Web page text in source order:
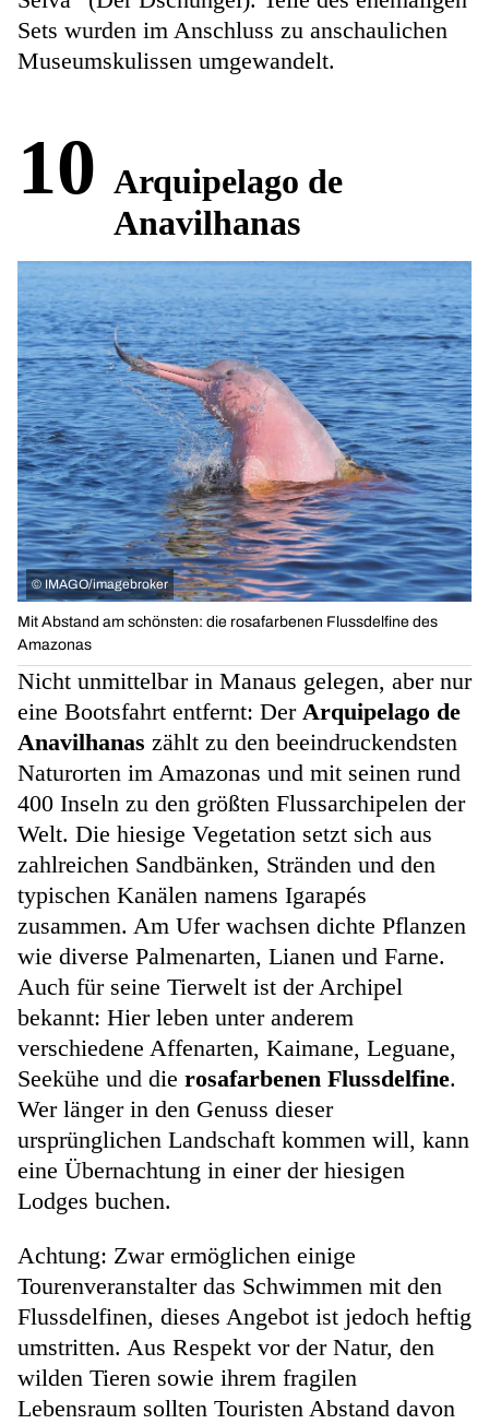
Sets wurden im Anschluss zu anschaulichen
Museumskulissen umgewandelt.
10 Arquipelago de
Anavilhanas
© IMAGO/imagebroker
Mit Abstand am schönsten: die rosafarbenen Flussdelfine des
Amazonas
Nicht unmittelbar in Manaus gelegen, aber nur
eine Bootsfahrt entfernt: Der Arquipelago de
Anavilhanas zählt zu den beeindruckendsten
Naturorten im Amazonas und mit seinen rund
400 Inseln zu den größten Flussarchipelen der
Welt. Die hiesige Vegetation setzt sich aus
zahlreichen Sandbänken, Stränden und den
typischen Kanälen namens Igarapés
zusammen. Am Ufer wachsen dichte Pflanzen
wie diverse Palmenarten, Lianen und Farne.
Auch für seine Tierwelt ist der Archipel
bekannt: Hier leben unter anderem
verschiedene Affenarten, Kaimane, Leguane,
Seekühe und die rosafarbenen Flussdelfine.
Wer länger in den Genuss dieser
ursprünglichen Landschaft kommen will, kann
eine Übernachtung in einer der hiesigen
Lodges buchen.
Achtung: Zwar ermöglichen einige
Tourenveranstalter das Schwimmen mit den
Flussdelfinen, dieses Angebot ist jedoch heftig
umstritten. Aus Respekt vor der Natur, den
wilden Tieren sowie ihrem fragilen
Lebensraum sollten Touristen Abstand davon